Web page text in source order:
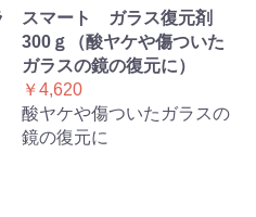
スマート ガラス復元剤
300ｇ（酸ヤケや傷ついた
ガラスの鏡の復元に）
￥4,620
酸ヤケや傷ついたガラスの
鏡の復元に